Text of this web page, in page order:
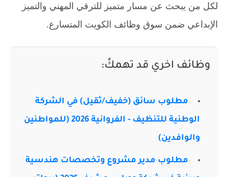
لكل من يبحث عن مسار متميز للترقي المهني والتميز
الإبداعي ضمن سوق وظائف الكويت المتسارع.
وظائف اخري قد تهمكً:
مطلوب سائق (خفيف/ثقيل) في الشركة
الوطنية للتنظيف - الفروانية 2026 (للمواطنين
والوافدين)
مطلوب مدير مشروع وتخصصات هندسية